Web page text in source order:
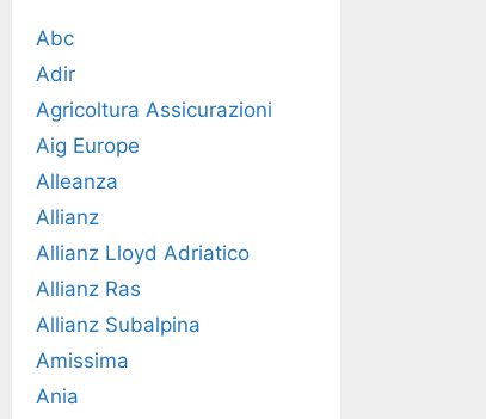
Abc
Adir
Agricoltura Assicurazioni
Aig Europe
Alleanza
Allianz
Allianz Lloyd Adriatico
Allianz Ras
Allianz Subalpina
Amissima
Ania